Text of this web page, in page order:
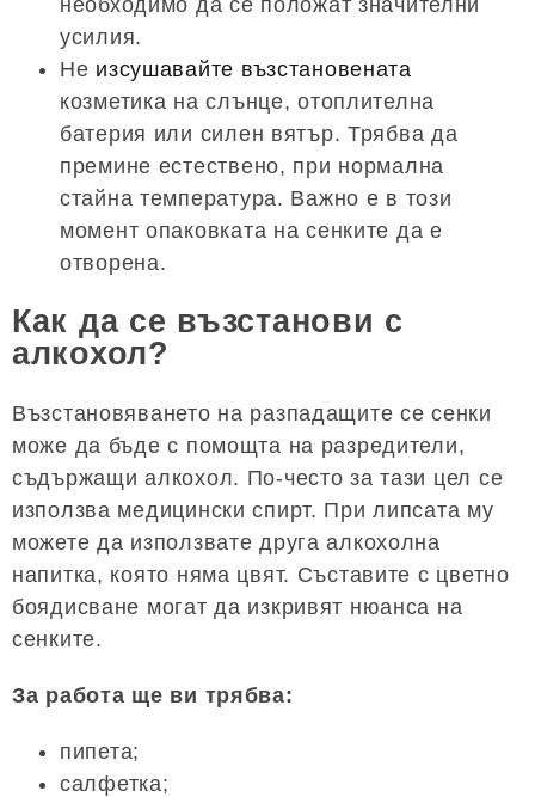
усилия.
Не изсушавайте възстановената
козметика на слънце, отоплителна
батерия или силен вятър. Трябва да
премине естествено, при нормална
стайна температура. Важно е в този
момент опаковката на сенките да е
отворена.
Как да се възстанови с
алкохол?
Възстановяването на разпадащите се сенки
може да бъде с помощта на разредители,
съдържащи алкохол. По-често за тази цел се
използва медицински спирт. При липсата му
можете да използвате друга алкохолна
напитка, която няма цвят. Съставите с цветно
боядисване могат да изкривят нюанса на
сенките.
За работа ще ви трябва:
пипета;
салфетка;